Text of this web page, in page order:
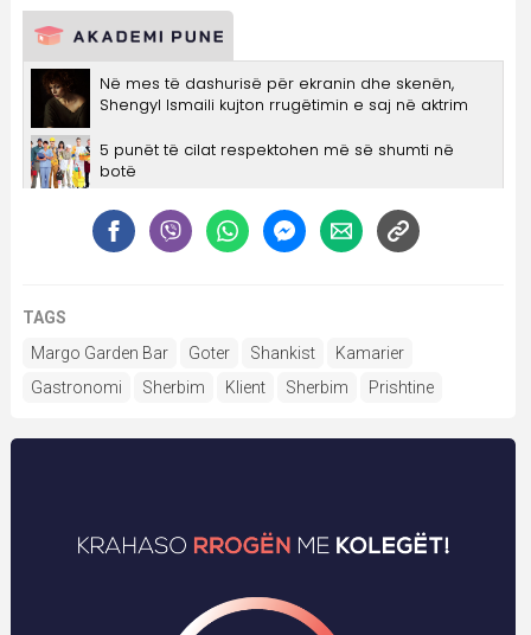
TAGS
Margo Garden Bar
Goter Shankist
Kamarier
Gastronomi
Sherbim Klient Sherbim Prishtine